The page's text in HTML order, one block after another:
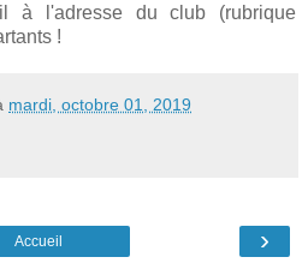
à l'adresse du club (rubrique
!
mardi, octobre 01, 2019
›
Accueil